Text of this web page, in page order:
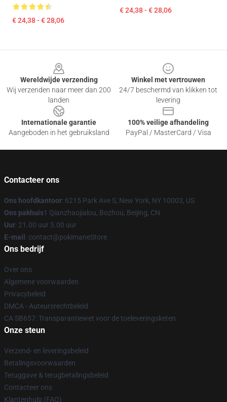
€ 24,38 - € 28,06
€ 24,38 - € 28,06
Wereldwijde verzending
Wij verzenden naar meer dan 200
landen
Winkel met vertrouwen
24/7 beschermd van klikken tot
levering
Internationale garantie
Aangeboden in het gebruiksland
100% veilige afhandeling
PayPal / MasterCard / Visa
Contacteer ons
Ons hoofdkantoor: 6215 Park Ave S, New York, NY 10003, US
Ons pakhuis1 Qianzhaojialou, Bozhou, Beijing, CN
Uur: 21.00 uur 5.00 uur
E-mail : contact@pokimaneStore
Ons bedrijf
Over ons
Algemene voorwaarden
Privacybeleid
DMCA - Auteursrechtbeleid
CA SB657: Transparantiewet voor de toeleveringsketen
Onze steun
Verzend- en leveringsbeleid
Betalingsvoorwaarden
Teruggave & terugbetalingsbeleid
Contacteer ons
Klantenhulp (FAQ)